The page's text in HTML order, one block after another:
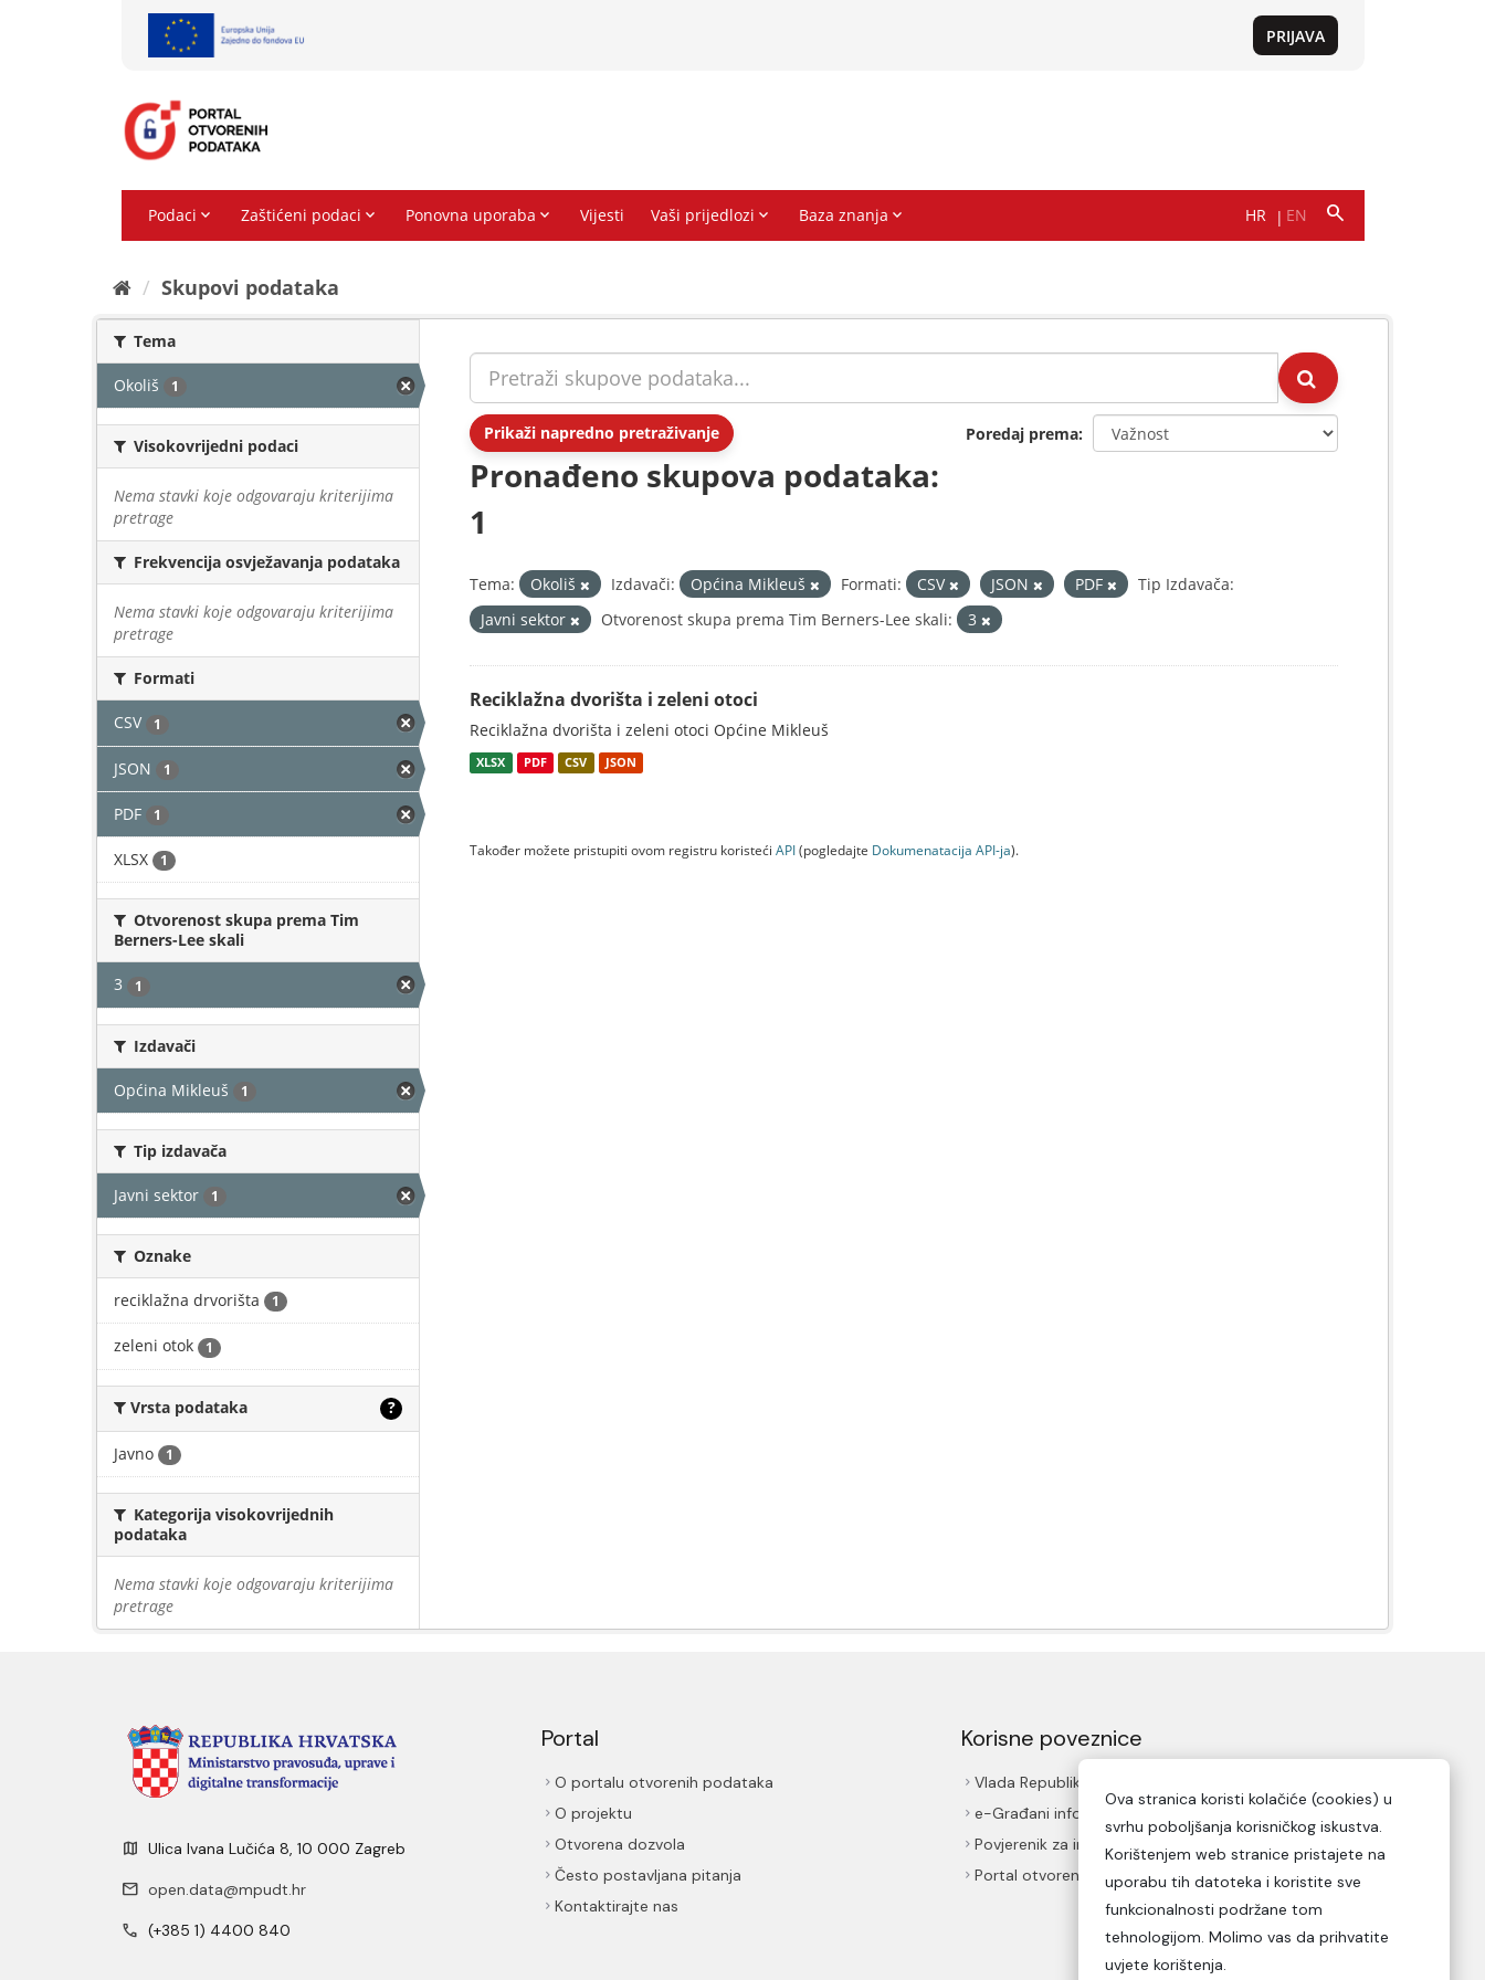
Skupovi podаtаkа
Tema
Okoliš 1
Visokovrijedni podaci
Nema stavki koje odgovaraju kriterijima
pretrage
Frekvencija osvježavanja podataka
Nema stavki koje odgovaraju kriterijima
pretrage
Formati
CSV 1
JSON 1
PDF 1
XLSX 1
Otvorenost skupa prema Tim
Berners-Lee skali
3 1
Izdavači
Općina Mikleuš 1
Tip izdavača
Javni sektor 1
Oznake
reciklažna drvorišta 1
zeleni otok 1
Vrsta podataka ?
Javno 1
Kategorija visokovrijednih
podataka
Nema stavki koje odgovaraju kriterijima
pretrage
Prikaži napredno pretraživanje Poredaj prema
Pronađeno skupova podataka:
1
Tema: Okoliš Izdavači: Općina Mikleuš Formati: CSV JSON PDF
Tip Izdavača:
Javni sektor
Otvorenost skupa prema Tim Berners-Lee skali: 3
Reciklažna dvorišta i zeleni otoci
Reciklažna dvorišta i zeleni otoci Općine Mikleuš
XLSX PDF CSV JSON
Također možete pristupiti ovom registru koristeći API(pogledajte Dokumenаtаcijа API-jа).